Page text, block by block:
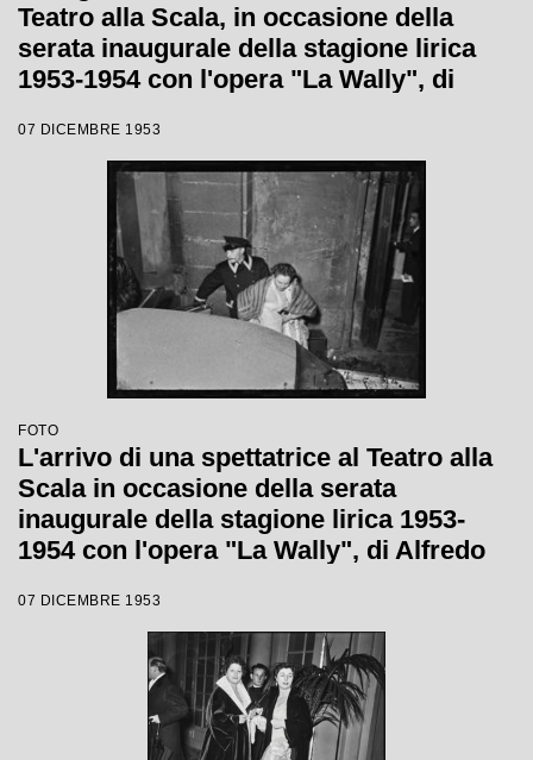
Teatro alla Scala, in occasione della
serata inaugurale della stagione lirica
1953-1954 con l'opera "La Wally", di
Giulini, con la regia di Tatiana Pavlova
07 DICEMBRE 1953
FOTO
L'arrivo di una spettatrice al Teatro alla
Scala in occasione della serata
inaugurale della stagione lirica 1953-
1954 con l'opera "La Wally", di Alfredo
con la regia di Tatiana Pavlova
07 DICEMBRE 1953